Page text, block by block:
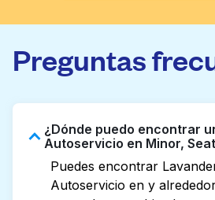
Preguntas
¿Dónde puedo encontrar
Autoservicio en Minor,
Puedes encontrar
Autoservicio en y